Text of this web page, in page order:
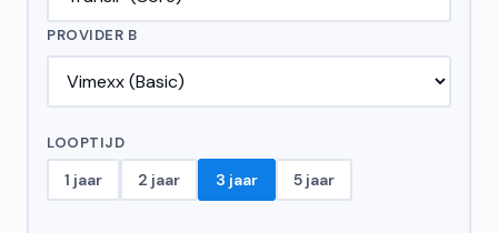
PROVIDER B
LOOPTIJD
1 jaar 2 jaar 3 jaar 5 jaar